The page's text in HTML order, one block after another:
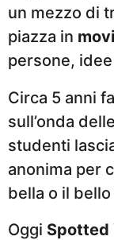
un mezzo di
piazza in
persone,
Circa 5 anni
sull’onda
studenti
anonima per
bella o il
Oggi Spotted